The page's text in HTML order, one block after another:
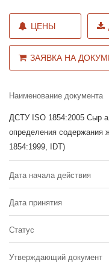
ЦЕНЫ
ЗАЯВКА НА
Наименование документа
ДСТУ ISO 1854:2005 Сыр
определения содержания
1854:1999, IDT)
Дата начала действия
Дата принятия
Статус
Утверждающий документ